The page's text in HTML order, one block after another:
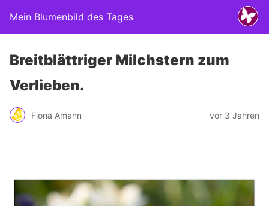
Mein Blumenbild des Tages
Breitblättriger Milchstern zum
Verlieben.
Fiona Amann vor 3 Jahren